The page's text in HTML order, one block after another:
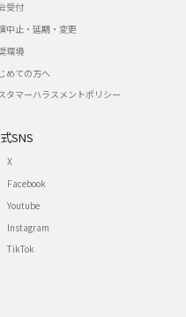
受付
中止・延期・変更
環境
めての方へ
タマーハラスメントポリシー
SNS
X
Facebook
Youtube
Instagram
TikTok